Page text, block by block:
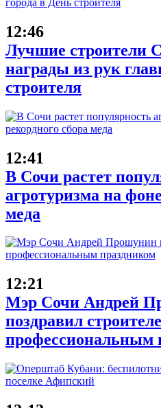
12:46
Лучшие строители
награды из рук
строителя
12:41
В Сочи растет
агротуризма на
меда
12:21
Мэр Сочи Андрей
поздравил
профессиональным